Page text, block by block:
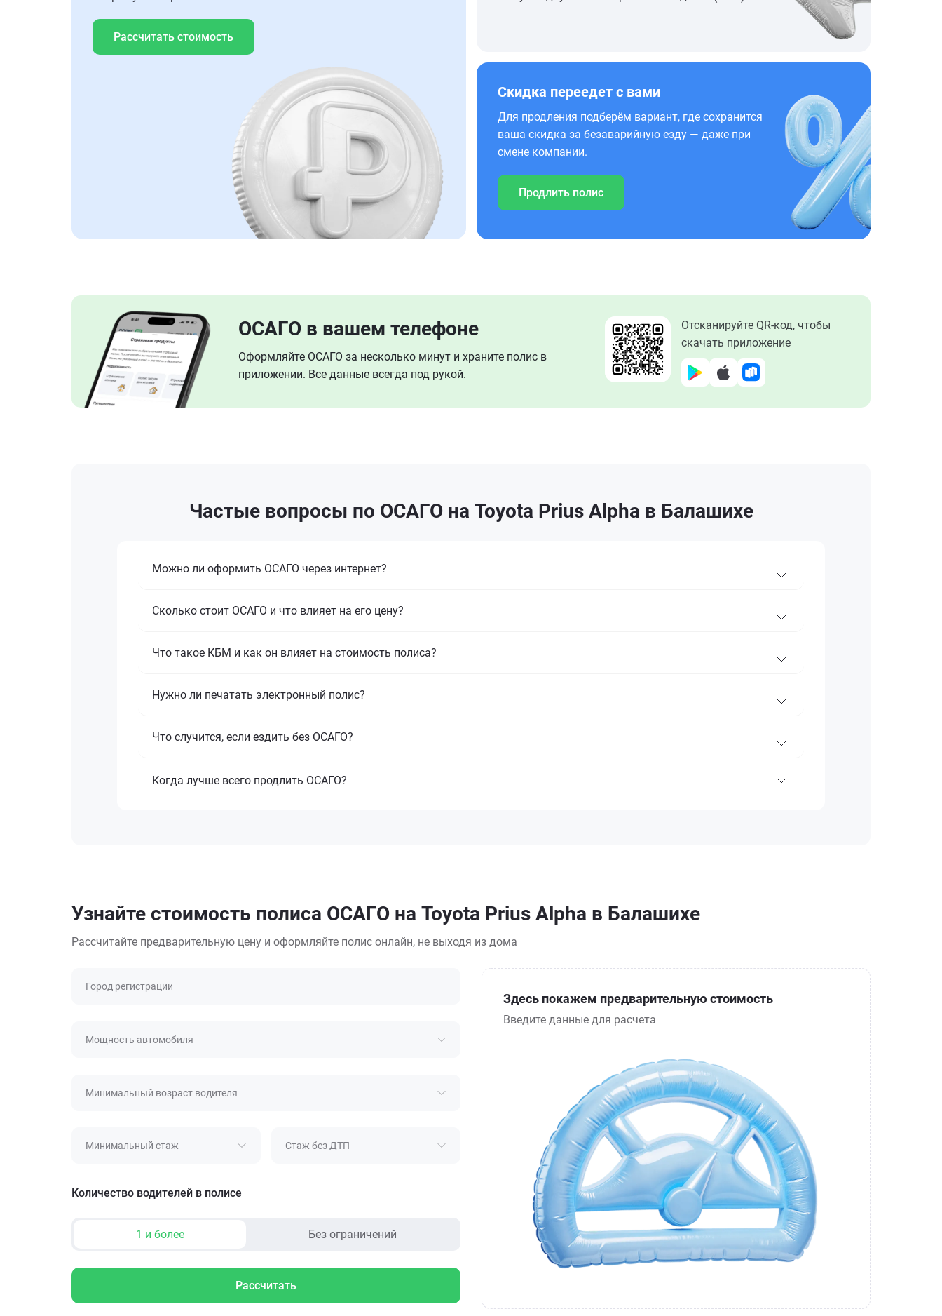
Рассчитать стоимость
Скидка переедет с вами
Для продления подберём вариант, где сохранится
ваша скидка за безаварийную езду — даже при
смене компании.
Продлить полис
ОСАГО в вашем телефоне
Оформляйте ОСАГО за несколько минут и храните полис в
приложении. Все данные всегда под рукой.
Отсканируйте QR-код, чтобы
скачать приложение
Частые вопросы по ОСАГО на Toyota Prius Alpha в Балашихе
Можно ли оформить ОСАГО через интернет?
Сколько стоит ОСАГО и что влияет на его цену?
Что такое КБМ и как он влияет на стоимость полиса?
Нужно ли печатать электронный полис?
Что случится, если ездить без ОСАГО?
Когда лучше всего продлить ОСАГО?
Узнайте стоимость полиса ОСАГО на Toyota Prius Alpha в Балашихе
Рассчитайте предварительную цену и оформляйте полис онлайн, не выходя из дома
Город регистрации
Мощность автомобиля
Минимальный возраст водителя
Минимальный стаж Стаж без ДТП
Количество водителей в полисе
1 и более Без ограничений
Рассчитать
Здесь покажем предварительную стоимость
Введите данные для расчета